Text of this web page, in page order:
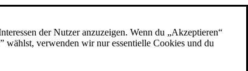
der Nutzer anzuzeigen. Wenn du „Akzeptieren“
wählst, verwenden wir nur essentielle Cookies und du